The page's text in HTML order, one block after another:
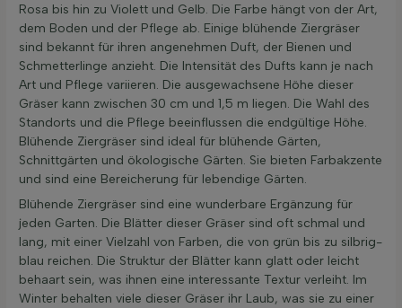
Rosa bis hin zu Violett und Gelb. Die Farbe hängt von der Art,
dem Boden und der Pflege ab. Einige blühende Ziergräser
sind bekannt für ihren angenehmen Duft, der Bienen und
Schmetterlinge anzieht. Die Intensität des Dufts kann je nach
Art und Pflege variieren. Die ausgewachsene Höhe dieser
Gräser kann zwischen 30 cm und 1,5 m liegen. Die Wahl des
Standorts und die Pflege beeinflussen die endgültige Höhe.
Blühende Ziergräser sind ideal für blühende Gärten,
Schnittgärten und ökologische Gärten. Sie bieten Farbakzente
und sind eine Bereicherung für lebendige Gärten.
Blühende Ziergräser sind eine wunderbare Ergänzung für
jeden Garten. Die Blätter dieser Gräser sind oft schmal und
lang, mit einer Vielzahl von Farben, die von grün bis zu silbrig-
blau reichen. Die Struktur der Blätter kann glatt oder leicht
behaart sein, was ihnen eine interessante Textur verleiht. Im
Winter behalten viele dieser Gräser ihr Laub, was sie zu einer